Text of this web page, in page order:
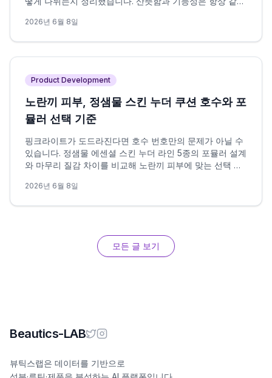
다.
2026년 6월 8일
Product Development
노란끼 피부, 정샘물 스킨 누더 쿠션 호수와 포
뮬러 선택 기준
핑크라이트가 도드라진다면 호수 번호만의 문제가 아닐 수
있습니다. 정샘물 에센셜 스킨 누더 라인 5종의 포뮬러 설계
와 마무리 질감 차이를 비교해 노란끼 피부에 맞는 선택 조
2026년 6월 8일
모든 글 보기
Beautics-LAB
뷰틱스랩은 데이터를 기반으로